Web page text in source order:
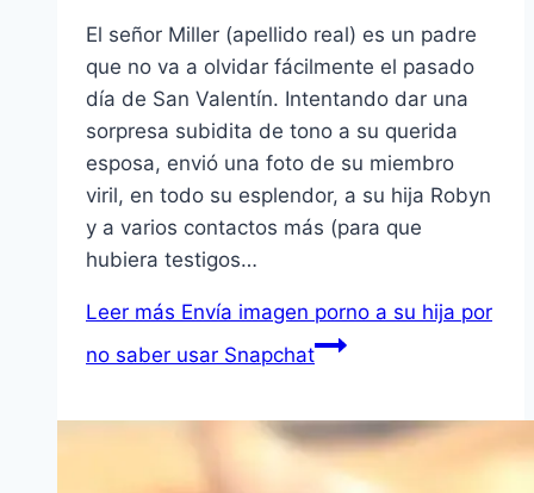
El señor Miller (apellido real) es un padre
que no va a olvidar fácilmente el pasado
día de San Valentín. Intentando dar una
sorpresa subidita de tono a su querida
esposa, envió una foto de su miembro
viril, en todo su esplendor, a su hija Robyn
y a varios contactos más (para que
hubiera testigos…
Leer más Envía imagen porno a su hija por
no saber usar Snapchat